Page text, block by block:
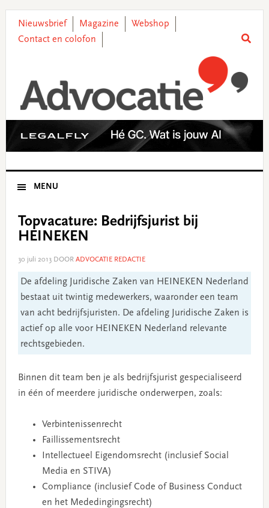
primary
main
primary
footer
Nieuwsbrief Magazine
Webshop
Contact en colofon
MENU
Topvacature: Bedrijfsjurist bij
HEINEKEN
30 juli 2013DOOR ADVOCATIE REDACTIE
De afdeling Juridische Zaken van HEINEKEN Nederland
bestaat uit twintig medewerkers, waaronder een team
van acht bedrijfsjuristen. De afdeling Juridische Zaken is
actief op alle voor HEINEKEN Nederland relevante
rechtsgebieden.
Binnen dit team ben je als bedrijfsjurist gespecialiseerd
in één of meerdere juridische onderwerpen, zoals:
Verbintenissenrecht
Faillissementsrecht
Intellectueel Eigendomsrecht (inclusief Social
Media en STIVA)
Compliance (inclusief Code of Business Conduct
en het Mededingingsrecht)